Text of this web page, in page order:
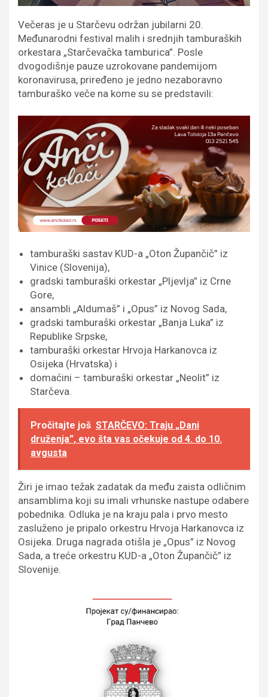
Večeras je u Starčevu održan jubilarni 20.
Međunarodni festival malih i srednjih tamburaških
orkestara „Starčevačka tamburica”. Posle
dvogodišnje pauze uzrokovane pandemijom
koronavirusa, priređeno je jedno nezaboravno
tamburaško veče na kome su se predstavili:
tamburaški sastav KUD-a „Oton Župančič” iz
Vinice (Slovenija),
gradski tamburaški orkestar „Pljevlja” iz Crne
Gore,
ansambli „Aldumaš” i „Opus” iz Novog Sada,
gradski tamburaški orkestar „Banja Luka” iz
Republike Srpske,
tamburaški orkestar Hrvoja Harkanovca iz
Osijeka (Hrvatska) i
domaćini – tamburaški orkestar „Neolit” iz
Starčeva.
Pročitajte još STARČEVO: Traju „Dani
druženja”, evo šta vas očekuje od 4. do 10.
avgusta
Žiri je imao težak zadatak da među zaista odličnim
ansamblima koji su imali vrhunske nastupe odabere
pobednika. Odluka je na kraju pala i prvo mesto
zasluženo je pripalo orkestru Hrvoja Harkanovca iz
Osijeka. Druga nagrada otišla je „Opus” iz Novog
Sada, a treće orkestru KUD-a „Oton Župančič” iz
Slovenije.